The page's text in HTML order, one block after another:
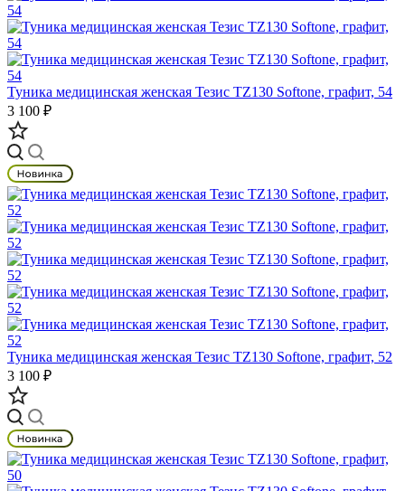
Туника медицинская женская Тезис TZ130 Softone, графит, 54
3 100 ₽
Туника медицинская женская Тезис TZ130 Softone, графит, 52
3 100 ₽